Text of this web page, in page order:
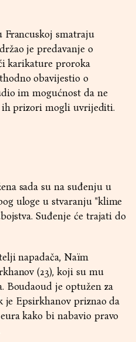
Francuskoj smatraju
je predavanje o
karikature proroka
obavijestio o
im mogućnost da ne
ih prizori mogli uvrijediti.
sada su na suđenju u
uloge u stvaranju "klime
Suđenje će trajati do
napadača, Naïm
(23), koji su mu
je optužen za
je Epsirkhanov priznao da
kako bi nabavio pravo